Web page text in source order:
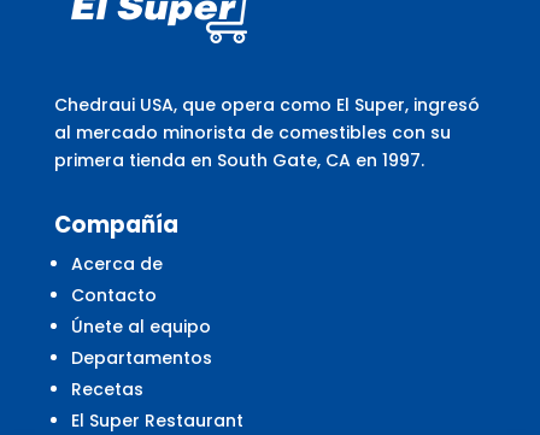
Chedraui USA, que opera como El Super, ingresó
al mercado minorista de comestibles con su
primera tienda en South Gate, CA en 1997.
Compañía
Acerca de
Contacto
Únete al equipo
Departamentos
Recetas
El Super Restaurant